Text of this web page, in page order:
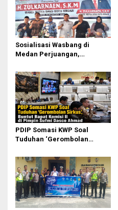
Sosialisasi Wasbang di
Medan Perjuangan,
Perjuangkan Ruang Bermain
Anak
PDIP Somasi KWP Soal
Tuduhan ‘Gerombolan
II Dipimpin Sufmi Dasco
Ahmad